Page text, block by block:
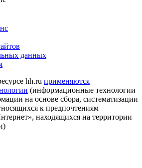
данных
hh.ru применяются
(информационные технологии
на основе сбора, систематизации
к предпочтениям
находящихся на территории